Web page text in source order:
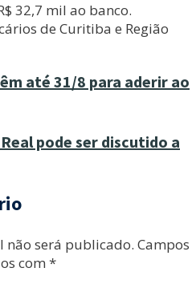
32,7 mil ao banco.
de Curitiba e Região
até 31/8 para aderir ao
pode ser discutido a
não será publicado. Campos
com *